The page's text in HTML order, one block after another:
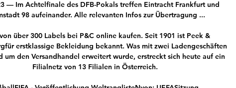
— Im Achtelfinale des DFB-Pokals treffen Eintracht Frankfurt und
98 aufeinander. Alle relevanten Infos zur Übertragung ...
über 300 Labels bei P&C online kaufen. Seit 1901 ist Peek &
erstklassige Bekleidung bekannt. Was mit zwei Ladengeschäften
um den Versandhandel erweitert wurde, erstreckt sich heute auf ein
Filialnetz von 13 Filialen in Österreich.